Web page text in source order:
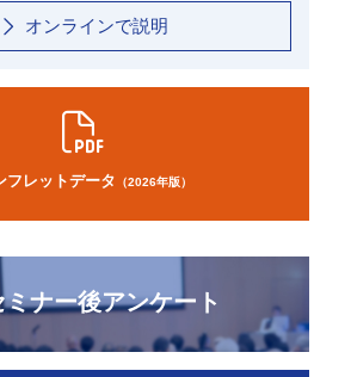
オンラインで説明
フレットデータ （2026年版）
ミナー後アンケート